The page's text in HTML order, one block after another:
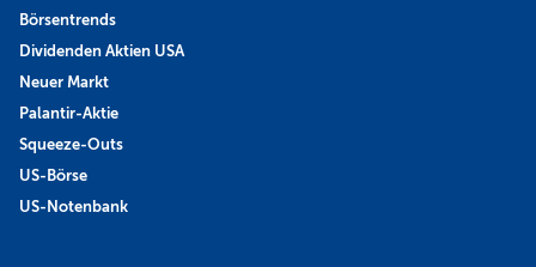
Börsentrends
Dividenden Aktien USA
Neuer Markt
Palantir-Aktie
Squeeze-Outs
US-Börse
US-Notenbank